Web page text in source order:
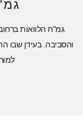
גמ"ח הלוואות
והסביבה. בעידן שבו